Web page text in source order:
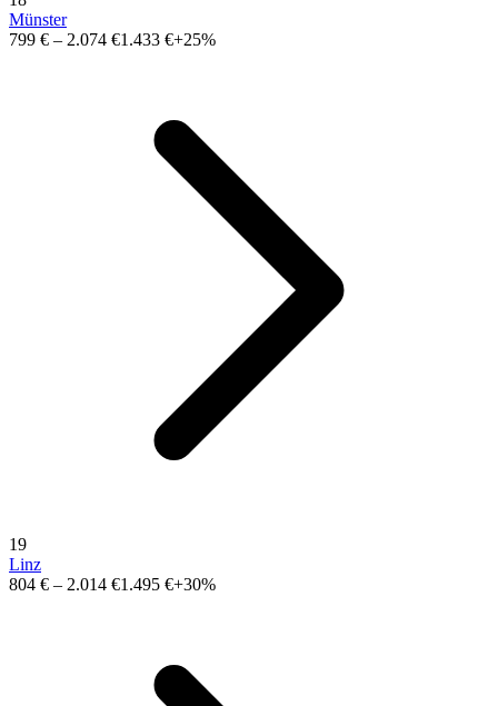
Münster
799 € – 2.074 €1.433 €+25%
19
Linz
804 € – 2.014 €1.495 €+30%